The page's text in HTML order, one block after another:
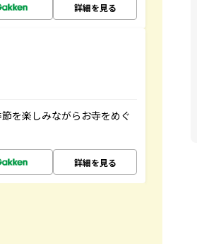
詳細を見る
を楽しみながらお寺をめぐ
詳細を見る